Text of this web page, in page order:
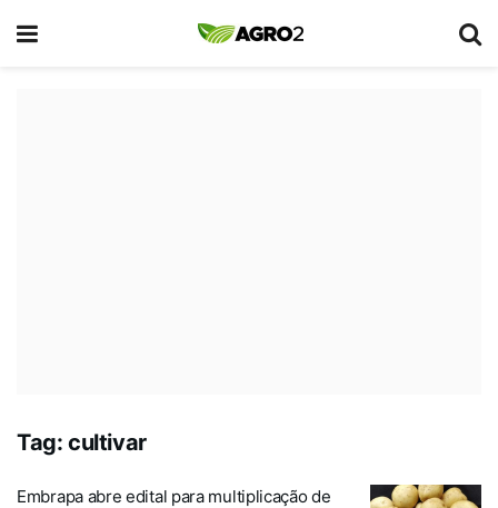
Tag: cultivar
Embrapa abre edital para multiplicação de